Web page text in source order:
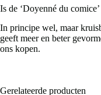
Is de ‘Doyenné du
In principe wel, maar
geeft meer en beter
ons kopen.
Gerelateerde producten